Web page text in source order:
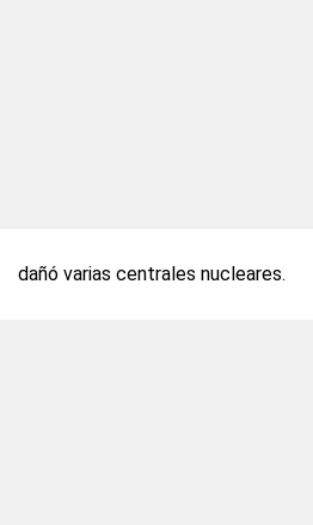
dañó varias centrales nucleares.